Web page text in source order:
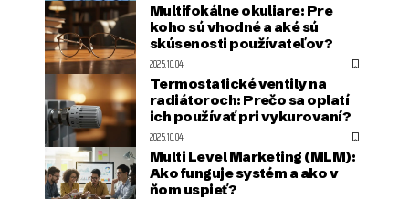
Multifokálne okuliare: Pre
koho sú vhodné a aké sú
skúsenosti používateľov?
2025.10.04.
Termostatické ventily na
radiátoroch: Prečo sa oplatí
ich používať pri vykurovaní?
2025.10.04.
Multi Level Marketing (MLM):
Ako funguje systém a ako v
ňom uspieť?